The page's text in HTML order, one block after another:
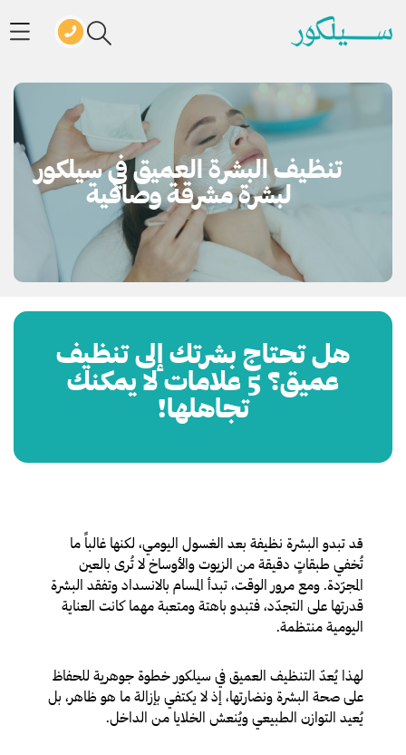
تنظيف البشرة العميق في سيلكور
لبشرة مشرقة وصافية
هل تحتاج بشرتك إلى تنظيف
عميق؟ 5 علامات لا يمكنك
تجاهلها!
قد تبدو البشرة نظيفة بعد الغسول اليومي، لكنها غالباً ما
تُخفي طبقاتٍ دقيقة من الزيوت والأوساخ لا تُرى بالعين
المجرّدة. ومع مرور الوقت، تبدأ المسام بالانسداد وتفقد البشرة
قدرتها على التجدّد، فتبدو باهتة ومتعبة مهما كانت العناية
اليومية منتظمة.
لهذا يُعدّ التنظيف العميق في سيلكور خطوة جوهرية للحفاظ
على صحة البشرة ونضارتها، إذ لا يكتفي بإزالة ما هو ظاهر، بل
يُعيد التوازن الطبيعي ويُنعش الخلايا من الداخل.